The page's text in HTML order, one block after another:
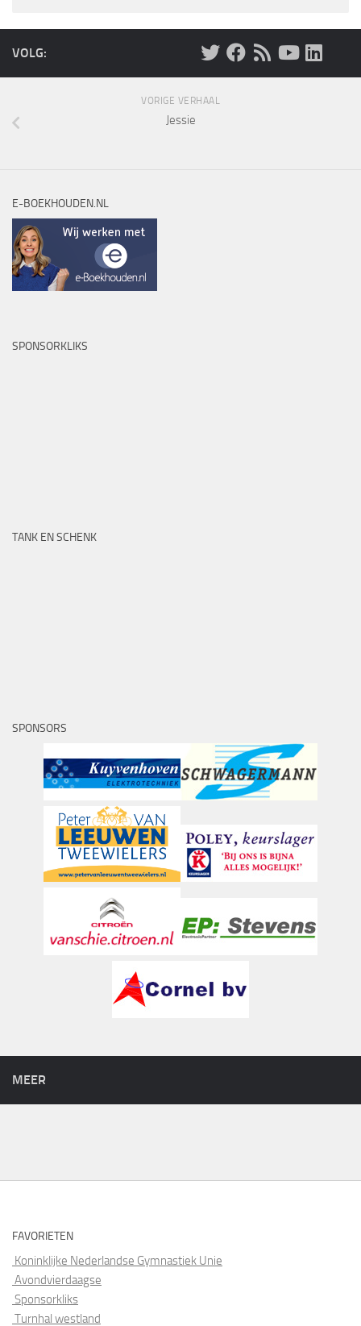
VOLG:
VORIGE VERHAAL
Jessie
E-BOEKHOUDEN.NL
SPONSORKLIKS
TANK EN SCHENK
SPONSORS
MEER
FAVORIETEN
Koninklijke Nederlandse Gymnastiek Unie
Avondvierdaagse
Sponsorkliks
Turnhal westland